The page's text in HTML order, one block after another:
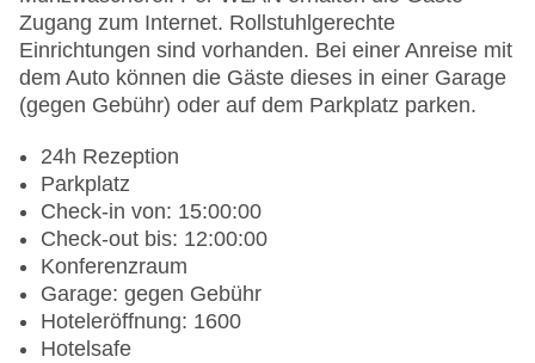
Zugang zum Internet. Rollstuhlgerechte
Einrichtungen sind vorhanden. Bei einer Anreise mit
dem Auto können die Gäste dieses in einer Garage
(gegen Gebühr) oder auf dem Parkplatz parken.
24h Rezeption
Parkplatz
Check-in von: 15:00:00
Check-out bis: 12:00:00
Konferenzraum
Garage: gegen Gebühr
Hoteleröffnung: 1600
Hotelsafe